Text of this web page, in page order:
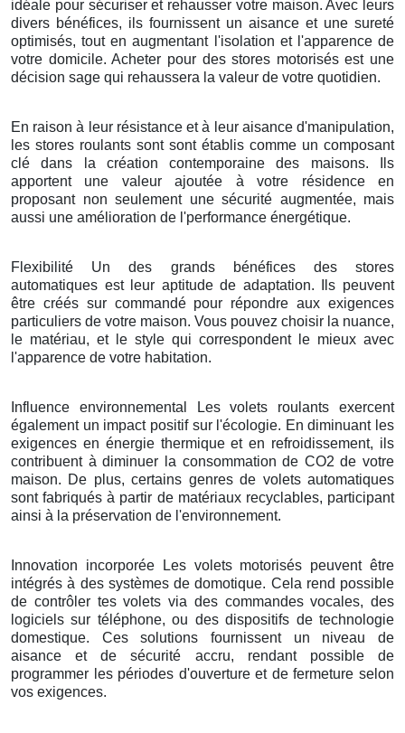
idéale pour sécuriser et rehausser votre maison. Avec leurs
divers bénéfices, ils fournissent un aisance et une sureté
optimisés, tout en augmentant l'isolation et l'apparence de
votre domicile. Acheter pour des stores motorisés est une
décision sage qui rehaussera la valeur de votre quotidien.
En raison à leur résistance et à leur aisance d'manipulation,
les stores roulants sont sont établis comme un composant
clé dans la création contemporaine des maisons. Ils
apportent une valeur ajoutée à votre résidence en
proposant non seulement une sécurité augmentée, mais
aussi une amélioration de l'performance énergétique.
Flexibilité Un des grands bénéfices des stores
automatiques est leur aptitude de adaptation. Ils peuvent
être créés sur commandé pour répondre aux exigences
particuliers de votre maison. Vous pouvez choisir la nuance,
le matériau, et le style qui correspondent le mieux avec
l'apparence de votre habitation.
Influence environnemental Les volets roulants exercent
également un impact positif sur l'écologie. En diminuant les
exigences en énergie thermique et en refroidissement, ils
contribuent à diminuer la consommation de CO2 de votre
maison. De plus, certains genres de volets automatiques
sont fabriqués à partir de matériaux recyclables, participant
ainsi à la préservation de l'environnement.
Innovation incorporée Les volets motorisés peuvent être
intégrés à des systèmes de domotique. Cela rend possible
de contrôler tes volets via des commandes vocales, des
logiciels sur téléphone, ou des dispositifs de technologie
domestique. Ces solutions fournissent un niveau de
aisance et de sécurité accru, rendant possible de
programmer les périodes d'ouverture et de fermeture selon
vos exigences.